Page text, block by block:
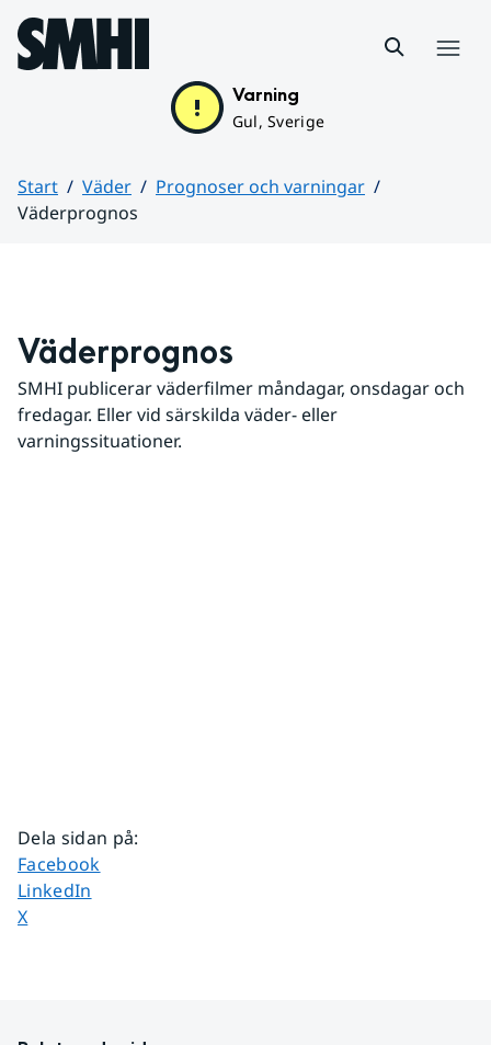
Hoppa till sidans innehåll
Varning
Gul, Sverige
Start Väder
Prognoser och varningar
Väderprognos
Väderprognos
SMHI publicerar väderfilmer måndagar, onsdagar och
fredagar. Eller vid särskilda väder- eller
varningssituationer.
Dela sidan på:
Dela sidan på
Facebook
Dela sidan på
LinkedIn
Dela sidan på
X